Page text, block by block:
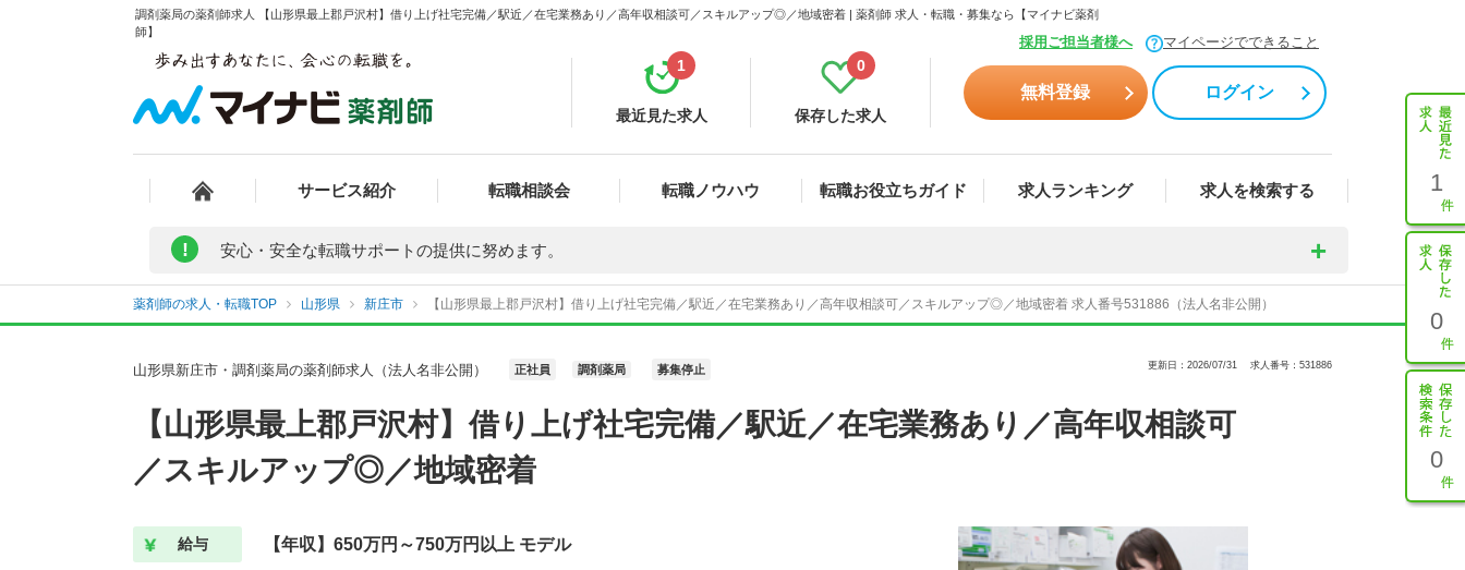
調剤薬局の薬剤師求人 【山形県最上郡戸沢村】借り上げ社宅完備／駅近／在宅業務あり／高年収相談可／スキルアップ◎／地域密着 | 薬剤師 求人・転職・募集なら【マイナビ薬剤
師】
採用ご担当者様へ マイページでできること
最近見た求人
1
保存した求人
0
無料登録 ログイン
サービス紹介 転職相談会 転職ノウハウ 転職お役立ちガイド 求人ランキング 求人を検索する 1
0
0
! 安心・安全な転職サポートの提供に努めます。
薬剤師の求人・転職TOP 山形県 新庄市 【山形県最上郡戸沢村】借り上げ社宅完備／駅近／在宅業務あり／高年収相談可／スキルアップ◎／地域密着 求人番号531886（法人名非公開）
山形県新庄市・調剤薬局の薬剤師求人（法人名非公開） 正社員 調剤薬局 募集停止 更新日：2026/07/31 求人番号：531886
【山形県最上郡戸沢村】借り上げ社宅完備／駅近／在宅業務あり／高年収相談可
／スキルアップ◎／地域密着
給与 【年収】650万円～750万円以上 モデル